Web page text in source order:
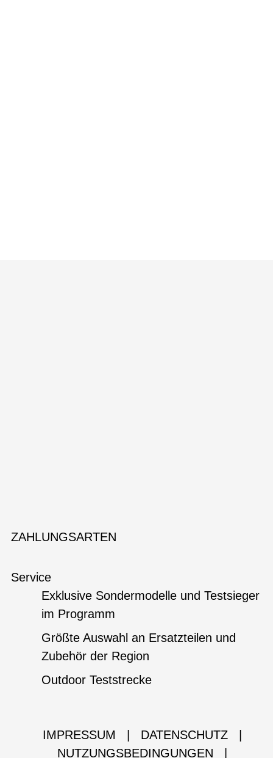
ZAHLUNGSARTEN
Service
Exklusive Sondermodelle und Testsieger
im Programm
Größte Auswahl an Ersatzteilen und
Zubehör der Region
Outdoor Teststrecke
IMPRESSUM DATENSCHUTZ
NUTZUNGSBEDINGUNGEN